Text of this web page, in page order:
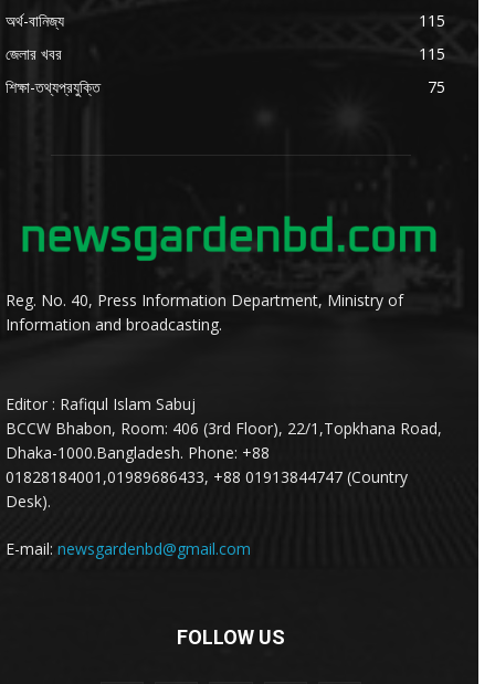
অর্থ-বানিজ্য
115
জেলার খবর
115
শিক্ষা-তথ্যপ্রযুক্তি
75
Reg. No. 40, Press Information Department, Ministry of
Information and broadcasting.
Editor : Rafiqul Islam Sabuj
BCCW Bhabon, Room: 406 (3rd Floor), 22/1,Topkhana Road,
Dhaka-1000.Bangladesh. Phone: +88
01828184001,01989686433, +88 01913844747 (Country
Desk).
E-mail: newsgardenbd@gmail.com
FOLLOW US